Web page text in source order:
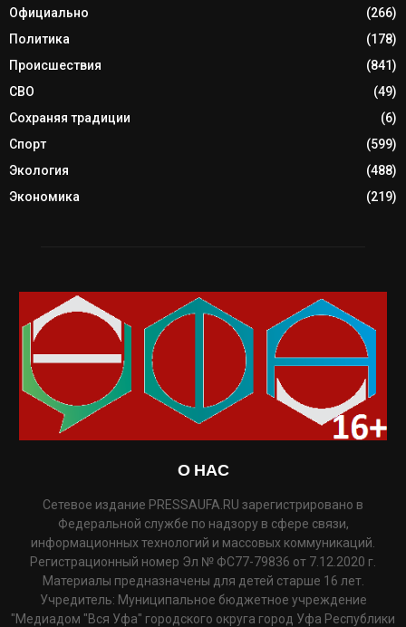
Официально
(266)
Политика
(178)
Происшествия
(841)
СВО
(49)
Сохраняя традиции
(6)
Спорт
(599)
Экология
(488)
Экономика
(219)
О НАС
Сетевое издание PRESSAUFA.RU зарегистрировано в
Федеральной службе по надзору в сфере связи,
информационных технологий и массовых коммуникаций.
Регистрационный номер Эл № ФС77-79836 от 7.12.2020 г.
Материалы предназначены для детей старше 16 лет.
Учредитель: Муниципальное бюджетное учреждение
"Медиадом "Вся Уфа" городского округа город Уфа Республики